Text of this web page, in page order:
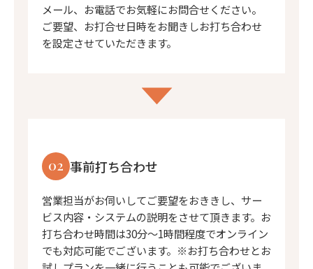
メール、お電話でお気軽にお問合せください。
ご要望、お打合せ日時をお聞きしお打ち合わせ
を設定させていただきます。
02 事前打ち合わせ
営業担当がお伺いしてご要望をおききし、サー
ビス内容・システムの説明をさせて頂きます。お
打ち合わせ時間は30分〜1時間程度でオンライン
でも対応可能でございます。※お打ち合わせとお